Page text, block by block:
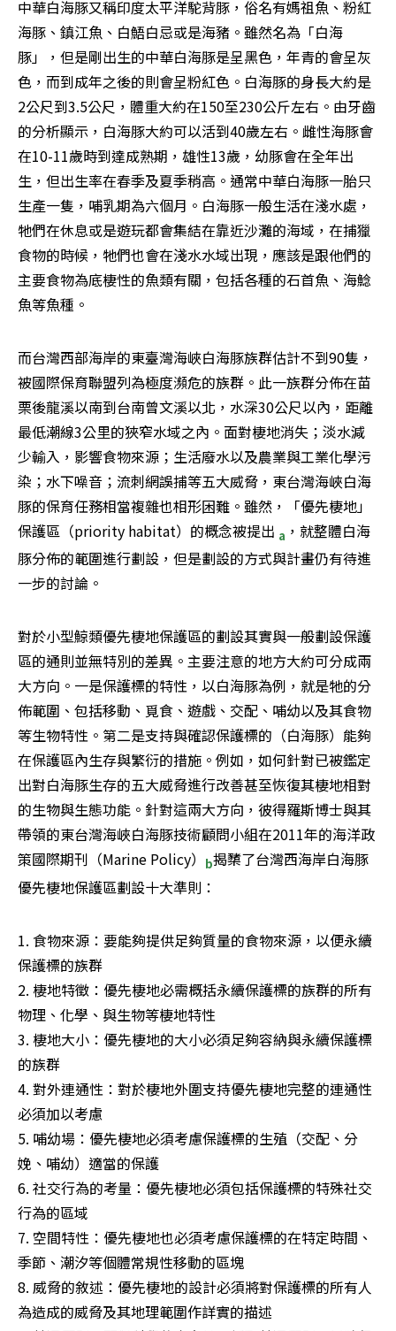
中華白海豚又稱印度太平洋駝背豚，俗名有媽祖魚、粉紅
海豚、鎮江魚、白鯃白忌或是海豬。雖然名為「白海
豚」，但是剛出生的中華白海豚是呈黑色，年青的會呈灰
色，而到成年之後的則會呈粉紅色。白海豚的身長大約是
2公尺到3.5公尺，體重大約在150至230公斤左右。由牙齒
的分析顯示，白海豚大約可以活到40歲左右。雌性海豚會
在10-11歲時到達成熟期，雄性13歲，幼豚會在全年出
生，但出生率在春季及夏季稍高。通常中華白海豚一胎只
生產一隻，哺乳期為六個月。白海豚一般生活在淺水處，
牠們在休息或是遊玩都會集結在靠近沙灘的海域，在捕獵
食物的時候，牠們也會在淺水水域出現，應該是跟他們的
主要食物為底棲性的魚類有關，包括各種的石首魚、海鯰
魚等魚種。
而台灣西部海岸的東臺灣海峽白海豚族群估計不到90隻，
被國際保育聯盟列為極度瀕危的族群。此一族群分佈在苗
栗後龍溪以南到台南曾文溪以北，水深30公尺以內，距離
最低潮線3公里的狹窄水域之內。面對棲地消失；淡水減
少輸入，影響食物來源；生活廢水以及農業與工業化學污
染；水下噪音；流刺網誤捕等五大威脅，東台灣海峽白海
豚的保育任務相當複雜也相形困難。雖然，「優先棲地」
保護區（priority habitat）的概念被提出 a ，就整體白海
豚分佈的範圍進行劃設，但是劃設的方式與計畫仍有待進
一步的討論。
對於小型鯨類優先棲地保護區的劃設其實與一般劃設保護
區的通則並無特別的差異。主要注意的地方大約可分成兩
大方向。一是保護標的特性，以白海豚為例，就是牠的分
佈範圍、包括移動、覓食、遊戲、交配、哺幼以及其食物
等生物特性。第二是支持與確認保護標的（白海豚）能夠
在保護區內生存與繁衍的措施。例如，如何針對已被鑑定
出對白海豚生存的五大威脅進行改善甚至恢復其棲地相對
的生物與生態功能。針對這兩大方向，彼得羅斯博士與其
帶領的東台灣海峽白海豚技術顧問小組在2011年的海洋政
策國際期刊（Marine Policy）
b揭櫫了台灣西海岸白海豚
優先棲地保護區劃設十大準則：
1. 食物來源：要能夠提供足夠質量的食物來源，以便永續
保護標的族群
2. 棲地特徵：優先棲地必需概括永續保護標的族群的所有
物理、化學、與生物等棲地特性
3. 棲地大小：優先棲地的大小必須足夠容納與永續保護標
的族群
4. 對外連通性：對於棲地外圍支持優先棲地完整的連通性
必須加以考慮
5. 哺幼場：優先棲地必須考慮保護標的生殖（交配、分
娩、哺幼）適當的保護
6. 社交行為的考量：優先棲地必須包括保護標的特殊社交
行為的區域
7. 空間特性：優先棲地也必須考慮保護標的在特定時間、
季節、潮汐等個體常規性移動的區塊
8. 威脅的敘述：優先棲地的設計必須將對保護標的所有人
為造成的威脅及其地理範圍作詳實的描述